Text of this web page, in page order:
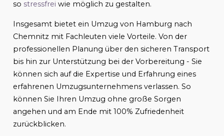
so stressfrei wie möglich zu gestalten.
Insgesamt bietet ein Umzug von Hamburg nach
Chemnitz mit Fachleuten viele Vorteile. Von der
professionellen Planung über den sicheren Transport
bis hin zur Unterstützung bei der Vorbereitung - Sie
können sich auf die Expertise und Erfahrung eines
erfahrenen Umzugsunternehmens verlassen. So
können Sie Ihren Umzug ohne große Sorgen
angehen und am Ende mit 100% Zufriedenheit
zurückblicken.